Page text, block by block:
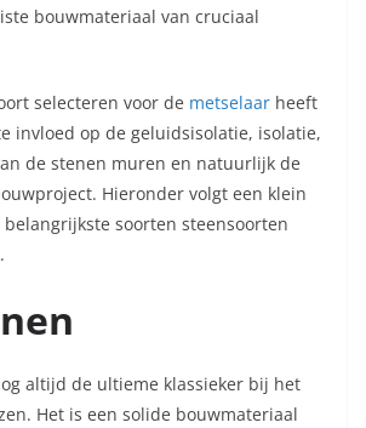
bouwmateriaal van cruciaal
selecteren voor de metselaar heeft
invloed op de geluidsisolatie, isolatie,
de stenen muren en natuurlijk de
Hieronder volgt een klein
soorten steensoorten
altijd de ultieme klassieker bij het
Het is een solide bouwmateriaal